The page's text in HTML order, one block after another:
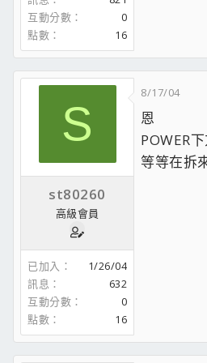
互動分數
0
點數
16
S
st80260
高級會員
已加入
1/26/04
訊息
632
互動分數
0
點數
16
8/17/04
恩
POWER
等等在拆